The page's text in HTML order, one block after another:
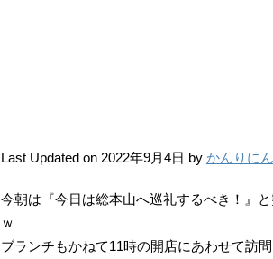
Last Updated on 2022年9月4日 by かんりにん
今朝は『今日は総本山へ巡礼するべき！』
ｗ
ブランチもかねて11時の開店にあわせて訪